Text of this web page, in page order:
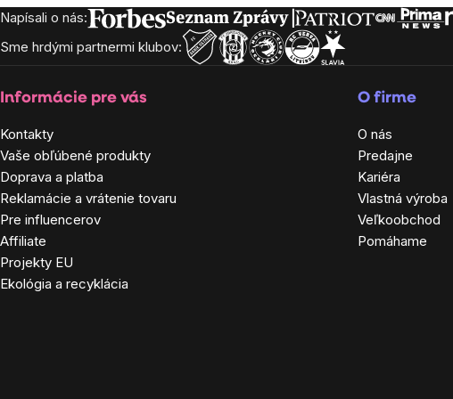
Zápätie
Napísali o nás:
Sme hrdými partnermi klubov:
Informácie pre vás
Kontakty
Vaše obľúbené produkty
Doprava a platba
Reklamácie a vrátenie tovaru
Pre influencerov
Affiliate
Projekty EU
Ekológia a recyklácia
O firme
O nás
Predajne
Kariéra
Vlastná výroba
Veľkoobchod
Pomáhame